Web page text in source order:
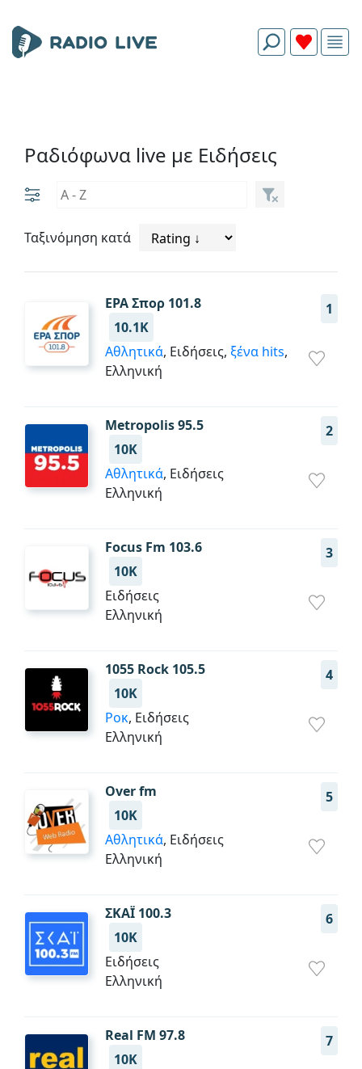
Ραδιόφωνα live με Ειδήσεις
Ταξινόμηση κατά
ΕΡΑ Σπορ 101.8
1
10.1K
Αθλητικά, Ειδήσεις, ξένα hits,
Ελληνική
Metropolis 95.5
2
10K
Αθλητικά, Ειδήσεις
Ελληνική
Focus Fm 103.6
3
10K
Ειδήσεις
Ελληνική
1055 Rock 105.5
4
10K
Ροκ, Ειδήσεις
Ελληνική
Over fm
5
10K
Αθλητικά, Ειδήσεις
Ελληνική
ΣΚΑΪ 100.3
6
10K
Ειδήσεις
Ελληνική
Real FM 97.8
7
10K